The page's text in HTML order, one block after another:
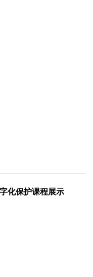
化保护课程展示